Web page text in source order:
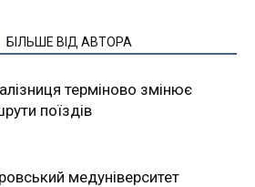
БІЛЬШЕ ВІД АВТОРА
терміново змінює
поїздів
медуніверситет